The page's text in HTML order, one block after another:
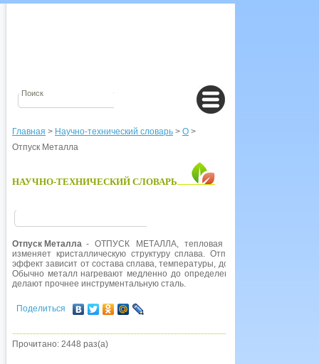
Главная > Научно-технический словарь > О >
Отпуск Металла
НАУЧНО-ТЕХНИЧЕСКИЙ СЛОВАРЬ
Отпуск Металла - ОТПУСК МЕТАЛЛА, тепловая обработка для
изменяет кристаллическую структуру сплава. Отпуск может делать
эффект зависит от состава сплава, температуры, до которой его
Обычно металл нагревают медленно до определенной температуры,
делают прочнее инструментальную сталь.
Поделиться
Прочитано: 2448 раз(а)